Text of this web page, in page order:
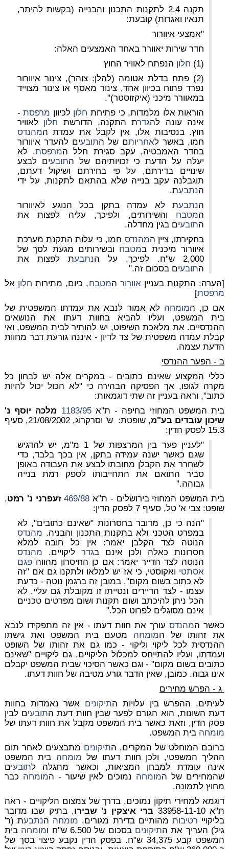
תקנה 2.4 לתקנות התכנון והבנייה (בקשות להיתר,
תנאיו ואגרות) קובעת:
"אמצעי איוורור
חדר שירות יאוורר באחד האמצעים האלה:
(1)
חלון הנפתח לאוויר החוץ
(2) פתח בדלת אטומה (להלן: צוהר), צינור איוורור
נפרד פתוח בכיוון אחד, צינור מאסף או צינור מצוייד
במאוורר מיכני (איקזוסטר)".
הוראות אלו מלמדות, כי פתיחת חלון לכיוון מרפסת-
אינה עונה להגדרת התקנה, הדורשת חלון לאוויר
חוץ. בנסיבות אלו, אין לקבל את עמדת המהנדס
חמו, באשר לאחריותם של התובעים להעדר איוורור
בחדר האמבטיה, עקב סגירת חלל המרפסת. לא
יעלה על הדעת כי זכויותיהם של התובעים לבצע
שינויים בדירתם, על פי בחירתם ושיקול דעתם,
תוגבלנה עקב בנייה שלא בהתאם לתקנות, על ידי
הנתבעת.
הנתבעת לא עמדה בתקן בכל הנוגע לאיוורור
המטבח והשירותים, ולפיכך, עליה לפצות את
התובעים בגין מחדלה.
בחקירתו, ציין המהנדס חמו, כי עלות התקנת מערכת
איוורור מיכנית במטבח ובשירותים מגעת לסך של
2,000 ש"ח. לפיכך, על ה
נתבעת לפצות את
התובעים בסכום זה."
[הערה: התקנות בעניין אוורור המטבח, כיום, מתירות חלון אל
מרפסת]
אם כן, המומחה לא אמור לנבא את עמדתו המשפטית של
בית המשפט, ועליו להביא בחוות דעתו את הנושאים
ההנדסיים. את מלאכת השיפוט, יש להותיר לבית המשפט, ואי
קבלת עמדה משפטית של צד לדיון - איננה גורעת דבר מחוות
הדעת עצמה.
ב - הפער ההנדסי
כללי המקצוע שאינם כתובים -במקרים אלה יש לבחון כל
מקרה לגופו, אך הפסיקה הבהירה כי "לא הכול יכול להיות
כתוב", וראה בעניין זה שתי דוגמאות:
בית המשפט המחוזי בחיפה - ת"א1183/95 מלכה יוסף נ'
שיכון עובדים בע"מ
, שופטת: ש' וסרקרוג, 21/08/2002, סעיף
15.3 לפסק הדין:
"לעניין פער בין המרצפות של 1 מ"מ, יש להדגיש
שגם כאשר ישנה עמידה בתקן, אין בכך בלבד, כדי
לשחרר את הקבלן מחובתו לבצע את העבודה באופן
סביר התואם את התחייבותו לספק רמת בנייה
גבוהה."
בית המשפט המחוזי בירושלים - ת"א 469/88 זעפרני נ' רמט,
שופט: צבי א' טל, סעיף 7 לפסק הדין:
"הנה כי כן, מדובר בחסרונות "שאינם כתובים", לא
במפרט הטכני ולא בתקנות התכנון והבניה. מהנדס
הנוטה לצד הקלבן יאמר: אין כל חובה למלא
חסרונות כאלה ולכן אינם בגדר ליקויים. מהנדס
הנוטה לצד הדייר יאמר: אם כן החיסרון מהווהפגם
אסתטי ואקוסטי, כי אז יש למלאו ולתקנו גם אם "זה
לא כתוב בשום מקום". במובן זה ברגמן נוטה - כדעת
עצמו - לצד הדיירים ונטייתו זו מקובלת גם עליי. לא
הכל ניתן להיכתב ושום תקנות ושום מפרטים טכניים
אינם מסוגלים לפרוט הכל."
כאשר המהנדסעורך את חוות דעתו - אין זה מתפקידו לנבא
את זהותו של המומחה מטעם בית המשפט ואת גישתו
ההנדסית לכל ליקוי וליקוי - כמו גם את זהותו של השופט
ועמדתו, ועליו להתייחס למכלול הליקויים, גם ליקויים "שאינם
כתובים בשום מקום" - וגם כאשר הסיכוי שבית המשפט יקבלם
אינו גבוה. כמובן, שאין הדבר גורע מטיבה של חוות דעתו.
ג - הפרש מחירים
לעיתים, ההפרש בין עלויות התיקונים אשר נאמדות בחוות
דעת השונות, הוא הגורם לפער שבין חוות דעת התובעים לבין
פסק הדין, וזאת כאשר בית המשפט מקבל את חוות דעתו של
מומחה בית המשפט.
ברובם המוחלט של המקרים, התיקונים מתבצעים לאחר תום
ההליך המשפטי, ולכן חוות דעתו של מומחה בית המשפט
אינה עומדת למבחן המציאות, וכאשר מתגלה לתובעים
שהמחירים של המומחה נמוכים לאין שיעור - המומחה כבר
מחוץ לתמונה.
דוגמא למחירי תיקון נמוכים, בדרך של צמצום הליקויים - ראה
ת"א 33958-11-10
ברי איצקין נ' שבירו, בתיק שבו מדובר
בליקויי רטיבות מהותיים בדירת מגורים. מומחה הנתבעת (ר'
גיל) העריך את התיקונים בסכום של 6,500 ש"ח ו מומחה בית
המשפט קבע 34,375 ש"ח. בפסק הדין נקבע פיצוי בסך של